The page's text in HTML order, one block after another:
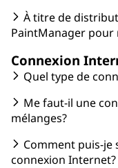
À titre de
PaintManager pour
Connexion
Quel type de
Me faut-il une
mélanges?
Comment puis-je
connexion Internet?